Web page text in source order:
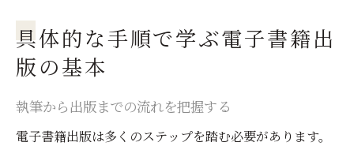
具体的な手順で学ぶ電子書籍出
版の基本
執筆から出版までの流れを把握する
電子書籍出版は多くのステップを踏む必要があります。